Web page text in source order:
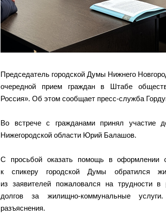
Председатель городской Думы Нижнего
очередной прием граждан в Штабе
Россия». Об этом сообщает пресс-служба
Во встрече с гражданами принял участие
Нижегородской области Юрий Балашов.
С просьбой оказать помощь в оформлении
к спикеру городской Думы обратился
из заявителей пожаловался на трудности в
долгов за жилищно-коммунальные
разъяснения.